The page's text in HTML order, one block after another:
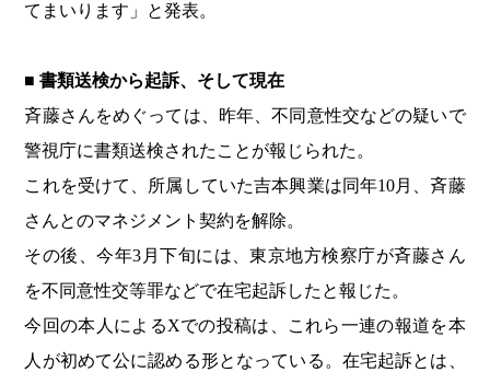
てまいります」と発表。
■ 書類送検から起訴、そして現在
斉藤さんをめぐっては、昨年、不同意性交などの疑いで
警視庁に書類送検されたことが報じられた。
これを受けて、所属していた吉本興業は同年10月、斉藤
さんとのマネジメント契約を解除。
その後、今年3月下旬には、東京地方検察庁が斉藤さん
を不同意性交等罪などで在宅起訴したと報じた。
今回の本人によるXでの投稿は、これら一連の報道を本
人が初めて公に認める形となっている。在宅起訴とは、